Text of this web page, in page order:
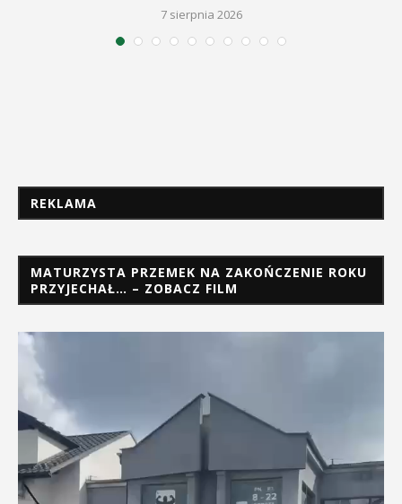
7 sierpnia 2026
REKLAMA
MATURZYSTA PRZEMEK NA ZAKOŃCZENIE ROKU
PRZYJECHAŁ… – ZOBACZ FILM
Odtwarzacz